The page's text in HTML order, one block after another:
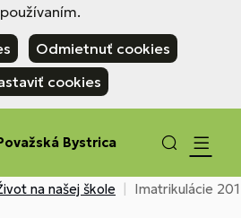
používaním.
Odmietnuť cookies
cookies
Bystrica
na našej škole Imatrikulácie